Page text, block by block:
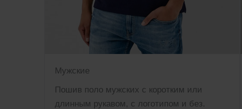
Мужские
Пошив поло мужских с коротким или
длинным рукавом, с логотипом и без.